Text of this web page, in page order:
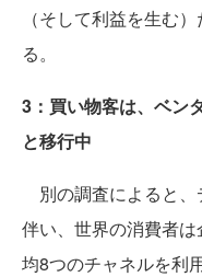
（そして利益を生む
る。
3：買い物客は、ベン
と移行中
別の調査によると、
伴い、世界の消費者
均8つのチャネルを利